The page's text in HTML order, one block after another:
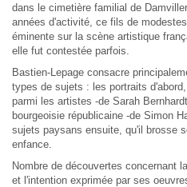
dans le cimetière familial de
années d'activité, ce fils de
éminente sur la scène artistique
elle fut contestée parfois.
Bastien-Lepage consacre
types de sujets : les portraits
parmi les artistes -de Sarah
bourgeoisie républicaine -de Simon
sujets paysans ensuite, qu'il brosse
enfance.
Nombre de découvertes concernant
et l'intention exprimée par ses